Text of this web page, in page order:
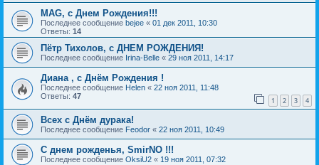
MAG, с Днем Рождения!!!
Последнее сообщение bejee « 01 дек 2011, 10:30
Ответы: 14
Пётр Тихолов, с ДНЕМ РОЖДЕНИЯ!
Последнее сообщение Irina-Belle « 29 ноя 2011, 14:17
Диана , с Днём Рождения !
Последнее сообщение Helen « 22 ноя 2011, 11:48
Ответы: 47 1 2 3 4
Всех с Днём дурака!
Последнее сообщение Feodor « 22 ноя 2011, 10:49
C днем рожденья, SmirNO !!!
Последнее сообщение OksiU2 « 19 ноя 2011, 07:32